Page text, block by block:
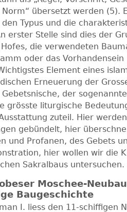
übersetzt werden (5).
Typus und die
erster Stelle sind dies der
die verwendeten
oder das Vorhandensein
Element eines
Erneuerung der
der
grösste liturgische
zuteil. Hier
gebündelt, hier
und Profanen, des Gebets
hier wollen wir die
Sakralbaus untersuchen.
Moschee-
Baugeschichte
I. liess den 11-schiffigen